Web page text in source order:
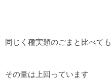
同じく種実類のごまと比べても
その量は上回っています